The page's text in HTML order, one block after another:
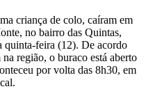
criança de colo, caíram em
no bairro das Quintas,
quinta-feira (12). De acordo
região, o buraco está aberto
por volta das 8h30, em